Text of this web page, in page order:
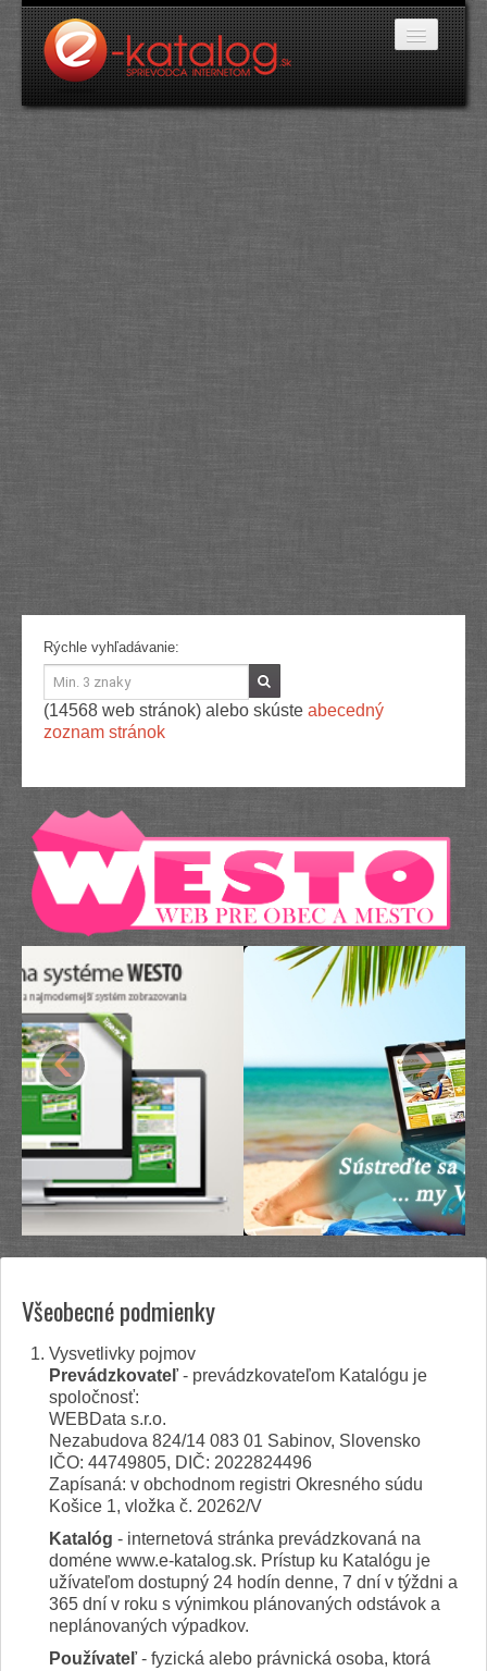
Výpočtová technika
Výroba
Vzdelávanie
Zábava, voľný čas
Zdravie a krása
Združenia
PR články
Pridať nový PR článok
Pridať stránku
Kontakt
Rýchle vyhľadávanie:
(14568 web stránok) alebo skúste abecedný
zoznam stránok
‹ ›
Všeobecné podmienky
Vysvetlivky pojmov
Prevádzkovateľ - prevádzkovateľom Katalógu je
spoločnosť:
WEBData s.r.o.
Nezabudova 824/14 083 01 Sabinov, Slovensko
IČO: 44749805, DIČ: 2022824496
Zapísaná: v obchodnom registri Okresného súdu
Košice 1, vložka č. 20262/V
Katalóg - internetová stránka prevádzkovaná na
doméne www.e-katalog.sk. Prístup ku Katalógu je
užívateľom dostupný 24 hodín denne, 7 dní v týždni a
365 dní v roku s výnimkou plánovaných odstávok a
neplánovaných výpadkov.
Používateľ - fyzická alebo právnická osoba, ktorá